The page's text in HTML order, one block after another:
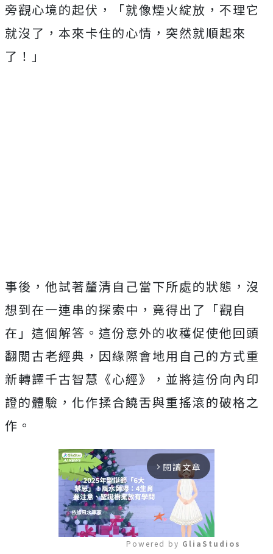
旁觀心境的起伏，「就像煙火綻放，不理它
就沒了， 本來卡住的心情，突然就順起來
了！」
事後， 他試著釐清自己當下所處的狀態，沒
想到在一連串的探索中， 竟得出了「觀自
在」這個解答。 這份意外的收穫促使他回頭
翻閱古老經典， 因緣際會地用自己的方式重
新轉譯千古智慧《心經》， 並將這份向內印
證的體驗，化作揉合饒舌與重搖滾的破格之
作。
arrow_forward_ios 閱讀文章
Powered by GliaStudios